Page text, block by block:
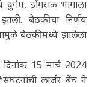
डोंगराळ भागाला
बैठकीचा निर्णय
बैठकीमध्ये झालेला
दिनांक 15 मार्च 2024
लार्जर बेंच ने